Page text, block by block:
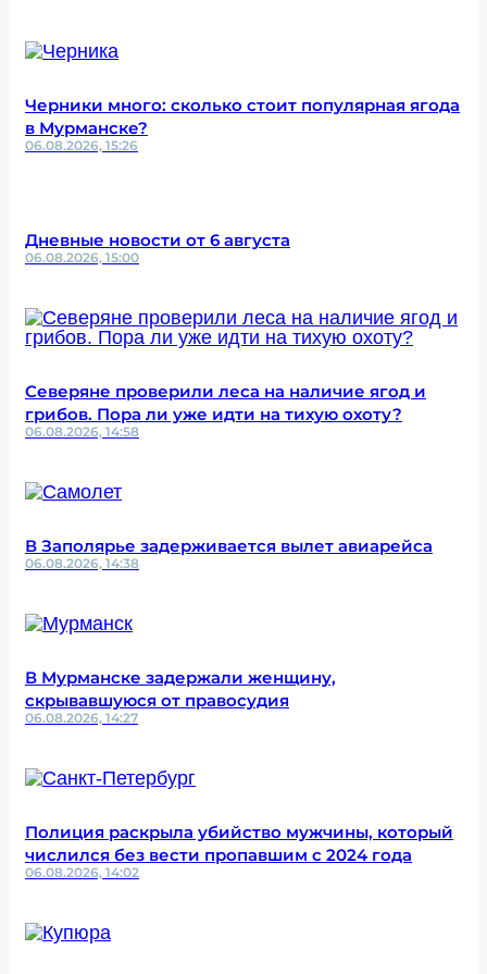
Черники много: сколько стоит популярная ягода
в Мурманске?
06.08.2026, 15:26
Дневные новости от 6 августа
06.08.2026, 15:00
Северяне проверили леса на наличие ягод и
грибов. Пора ли уже идти на тихую охоту?
06.08.2026, 14:58
В Заполярье задерживается вылет авиарейса
06.08.2026, 14:38
В Мурманске задержали женщину,
скрывавшуюся от правосудия
06.08.2026, 14:27
Полиция раскрыла убийство мужчины, который
числился без вести пропавшим с 2024 года
06.08.2026, 14:02